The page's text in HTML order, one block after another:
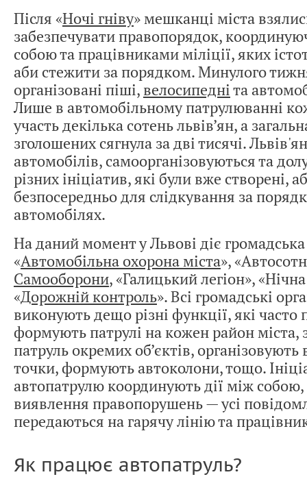
Після «Ночі гніву» мешканці міста
забезпечувати правопорядок,
собою та працівниками міліції, яких
аби стежити за порядком. Минулого
організовані піші, велосипедніта
Лише в автомобільному патрулюванні
участь декілька сотень львів’ян, а
зголошених сягнула за дві тисячі.
автомобілів, самоорганізовуються та
різних ініціатив, які були вже створені,
безпосередньо для слідкування за
автомобілях.
На даний момент у Львові діє громадська
«Автомобільна охорона міста»,
Самооборони, «Галицький легіон»,
«Дорожній контроль». Всі громадські
виконують дещо різні функції, які
формують патрулі на кожен район міста,
патруль окремих об’єктів, організовують
точки, формують автоколони, тощо.
автопатрулю координують дії між собою,
виявлення правопорушень — усі
передаються на гарячу лінію та
Як працює автопатруль?